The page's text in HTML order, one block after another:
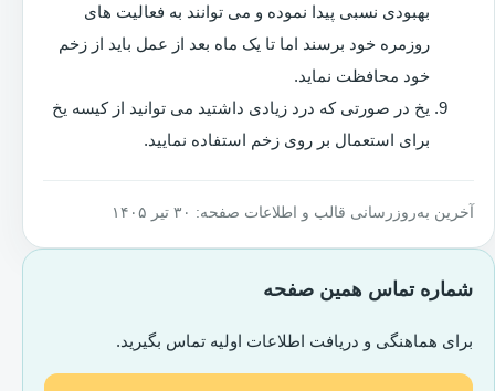
بهبودی نسبی پیدا نموده و می توانند به فعالیت های
روزمره خود برسند اما تا یک ماه بعد از عمل باید از زخم
خود محافظت نماید.
یخ در صورتی که درد زیادی داشتید می توانید از کیسه یخ
برای استعمال بر روی زخم استفاده نمایید.
آخرین به‌روزرسانی قالب و اطلاعات صفحه: ۳۰ تیر ۱۴۰۵
شماره تماس همین صفحه
برای هماهنگی و دریافت اطلاعات اولیه تماس بگیرید.